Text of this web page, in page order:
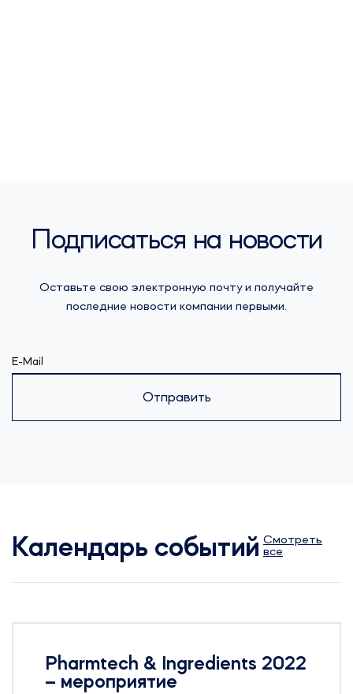
Подписаться на новости
Оставьте свою электронную почту и получайте
последние новости компании первыми.
E-Mail
Отправить
Календарь событий Смотреть
все
Pharmtech & Ingredients 2022
– мероприятие